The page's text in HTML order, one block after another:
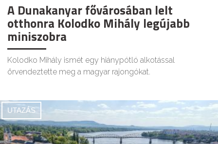
A Dunakanyar fővárosában lelt
otthonra Kolodko Mihály legújabb
miniszobra
Kolodko Mihály ismét egy hiánypótló alkotással
örvendeztette meg a magyar rajongókat.
UTAZÁS